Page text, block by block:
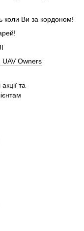
коли Ви за кордоном!
UAV Owners
та